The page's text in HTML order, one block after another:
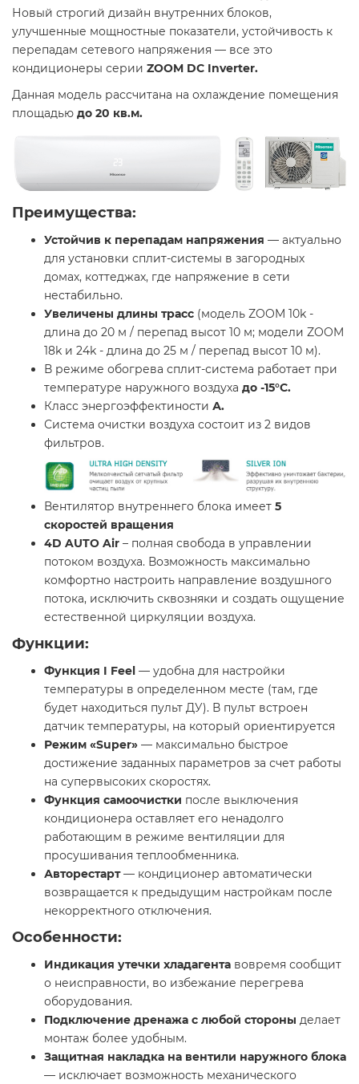
Новый строгий дизайн внутренних блоков,
улучшенные мощностные показатели, устойчивость к
перепадам сетевого напряжения — все это
кондиционеры серии ZOOM DC Inverter.
Данная модель рассчитана на охлаждение помещения
площадью до 20 кв.м.
Преимущества:
Устойчив к перепадам напряжения — актуально
для установки сплит-системы в загородных
домах, коттеджах, где напряжение в сети
нестабильно.
Увеличены длины трасс (модель ZOOM 10k -
длина до 20 м / перепад высот 10 м; модели ZOOM
18k и 24k - длина до 25 м / перепад высот 10 м).
В режиме обогрева сплит-система работает при
температуре наружного воздуха до -15°C.
Класс энергоэффектиности А.
Система очистки воздуха состоит из 2 видов
фильтров.
Вентилятор внутреннего блока имеет 5
скоростей вращения
4D AUTO Air – полная свобода в управлении
потоком воздуха. Возможность максимально
комфортно настроить направление воздушного
потока, исключить сквозняки и создать ощущение
естественной циркуляции воздуха.
Функции:
Функция I Feel — удобна для настройки
температуры в определенном месте (там, где
будет находиться пульт ДУ). В пульт встроен
датчик температуры, на который ориентируется
Режим «Super» — максимально быстрое
достижение заданных параметров за счет работы
на супервысоких скоростях.
Функция самоочистки после выключения
кондиционера оставляет его ненадолго
работающим в режиме вентиляции для
просушивания теплообменника.
Авторестарт— кондиционер автоматически
возвращается к предыдущим настройкам после
некорректного отключения.
Особенности:
Индикация утечки хладагента вовремя сообщит
о неисправности, во избежание перегрева
оборудования.
Подключение дренажа с любой стороны делает
монтаж более удобным.
Защитная накладка на вентили наружного блока
— исключает возможность механического